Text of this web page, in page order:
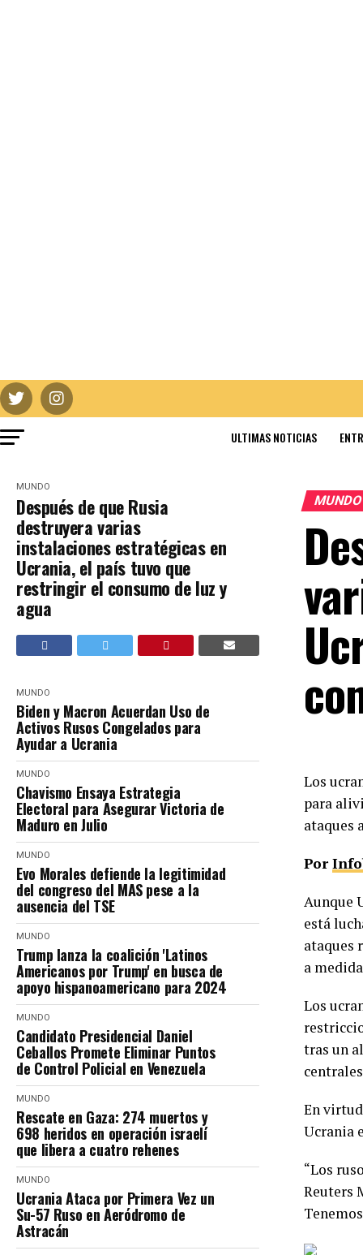
ULTIMAS NOTICIAS
MUNDO
Después de que Rusia
destruyera varias
instalaciones estratégicas en
Ucrania, el país tuvo que
restringir el consumo de luz y
agua
MUNDO
Biden y Macron Acuerdan Uso de
Activos Rusos Congelados para
Ayudar a Ucrania
MUNDO
Chavismo Ensaya Estrategia
Electoral para Asegurar Victoria de
Maduro en Julio
MUNDO
Evo Morales defiende la legitimidad
del congreso del MAS pese a la
ausencia del TSE
MUNDO
Trump lanza la coalición 'Latinos
Americanos por Trump' en busca de
apoyo hispanoamericano para 2024
MUNDO
Candidato Presidencial Daniel
Ceballos Promete Eliminar Puntos
de Control Policial en Venezuela
MUNDO
Rescate en Gaza: 274 muertos y
698 heridos en operación israelí
que libera a cuatro rehenes
MUNDO
Ucrania Ataca por Primera Vez un
Su-57 Ruso en Aeródromo de
Astracán
Los
para
ataques
Por
Aunque
está
ataques
a
Los
tras un
En
Ucrania
“Los
Reuters